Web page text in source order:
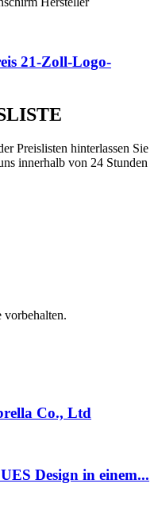
21-Zoll-Logo-
Preislisten hinterlassen Sie
innerhalb von 24 Stunden
Co., Ltd
Design in einem...